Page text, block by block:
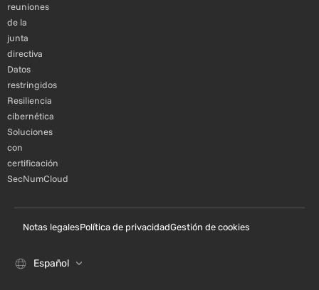
reuniones
de la
junta
directiva
Datos
restringidos
Resiliencia
cibernética
Soluciones
con
certificación
SecNumCloud
Notas legalesPolítica de privacidadGestión de cookies
Español